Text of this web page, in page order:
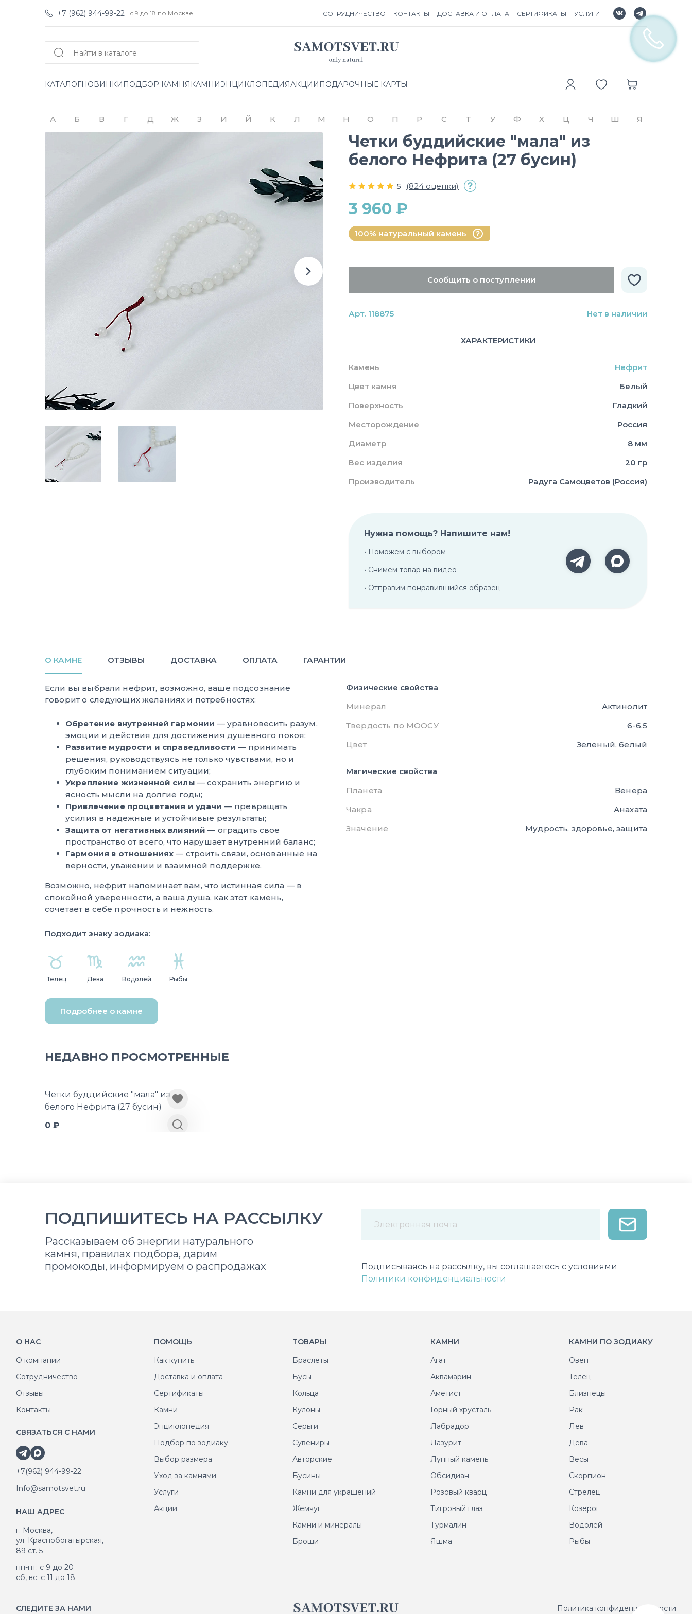
+7 (962) 944-99-22 с 9 до 18 по Москве СОТРУДНИЧЕСТВО КОНТАКТЫ ДОСТАВКА И ОПЛАТА СЕРТИФИКАТЫ УСЛУГИ
КАТАЛОГНОВИНКИ ПОДБОР КАМНЯ КАМНИЭНЦИКЛОПЕДИЯАКЦИИ ПОДАРОЧНЫЕ КАРТЫ
А Б В Г Д Ж З И Й К Л М Н О П Р С Т У Ф Х Ц Ч Ш Я
Четки буддийские "мала" из
белого Нефрита (27 бусин)
5 (824 оценки)
3 960 ₽
100% натуральный камень
Сообщить о поступлении
Арт. 118875 Нет в наличии
ХАРАКТЕРИСТИКИ
Камень
Нефрит
Цвет камня
Белый
Поверхность
Гладкий
Месторождение
Россия
Диаметр
8 мм
Вес изделия
20 гр
Производитель
Радуга Самоцветов (Россия)
Нужна помощь? Напишите нам!
• Поможем с выбором
• Снимем товар на видео
• Отправим понравившийся образец
О КАМНЕ ОТЗЫВЫ ДОСТАВКА ОПЛАТА ГАРАНТИИ
Если вы выбрали нефрит, возможно, ваше подсознание
говорит о следующих желаниях и потребностях:
Обретение внутренней гармонии — уравновесить разум,
эмоции и действия для достижения душевного покоя;
Развитие мудрости и справедливости — принимать
решения, руководствуясь не только чувствами, но и
глубоким пониманием ситуации;
Укрепление жизненной силы — сохранить энергию и
ясность мысли на долгие годы;
Привлечение процветания и удачи — превращать
усилия в надежные и устойчивые результаты;
Защита от негативных влияний — оградить свое
пространство от всего, что нарушает внутренний баланс;
Гармония в отношениях — строить связи, основанные на
верности, уважении и взаимной поддержке.
Возможно, нефрит напоминает вам, что истинная сила — в
спокойной уверенности, а ваша душа, как этот камень,
сочетает в себе прочность и нежность.
Подходит знаку зодиака:
Телец Дева Водолей Рыбы
Подробнее о камне
Физические свойства
Минерал
Актинолит
Твердость по МООСУ
6-6,5
Цвет
Зеленый, белый
Магические свойства
Планета
Венера
Чакра
Анахата
Значение
Мудрость, здоровье, защита
НЕДАВНО ПРОСМОТРЕННЫЕ
Четки буддийские "мала" из
белого Нефрита (27 бусин)
0 ₽
ПОДПИШИТЕСЬ НА РАССЫЛКУ
Рассказываем об энергии натурального
камня, правилах подбора, дарим
промокоды, информируем о распродажах
Подписываясь на рассылку, вы соглашаетесь с условиями
Политики конфиденциальности
О НАС
О компании
Сотрудничество
Отзывы
Контакты
СВЯЗАТЬСЯ С НАМИ
+7(962) 944-99-22
Info@samotsvet.ru
НАШ АДРЕС
г. Москва,
ул. Краснобогатырская,
89 ст. 5
пн-пт: с 9 до 20
сб, вс: с 11 до 18
ПОМОЩЬ
Как купить
Доставка и оплата
Сертификаты
Камни
Энциклопедия
Подбор по зодиаку
Выбор размера
Уход за камнями
Услуги
Акции
ТОВАРЫ
Браслеты
Бусы
Кольца
Кулоны
Серьги
Сувениры
Авторские
Бусины
Камни для украшений
Жемчуг
Камни и минералы
Броши
КАМНИ
Агат
Аквамарин
Аметист
Горный хрусталь
Лабрадор
Лазурит
Лунный камень
Обсидиан
Розовый кварц
Тигровый глаз
Турмалин
Яшма
КАМНИ ПО ЗОДИАКУ
Овен
Телец
Близнецы
Рак
Лев
Дева
Весы
Скорпион
Стрелец
Козерог
Водолей
Рыбы
СЛЕДИТЕ ЗА НАМИ Политика конфиденциальности